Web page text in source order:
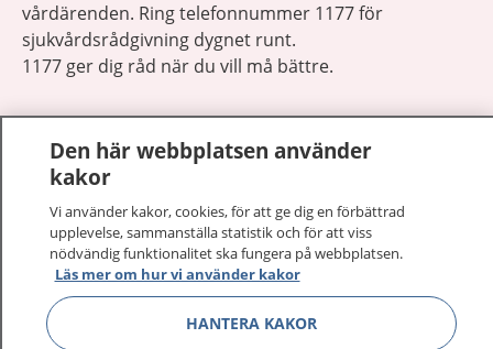
vårdärenden. Ring telefonnummer 1177 för
sjukvårdsrådgivning dygnet runt.
1177 ger dig råd när du vill må bättre.
1177 på flera språk
Om 1177
Kontakt Visa
Den här webbplatsen använder
kakor
Vi använder kakor, cookies, för att ge dig en förbättrad
upplevelse, sammanställa statistik och för att viss
nödvändig funktionalitet ska fungera på webbplatsen.
Läs mer om hur vi använder kakor
HANTERA KAKOR